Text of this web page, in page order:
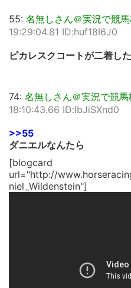
55: 名無しさん＠実況で競馬
19:29:04.81 ID:huf18I6J0
ピカレスクコートが二着し
74: 名無しさん＠実況で競馬
18:10:43.66 ID:lbJiSXnd0
>>55
ダニエルなんたら
[blogcard
url="http://
niel_Wildenstein"]